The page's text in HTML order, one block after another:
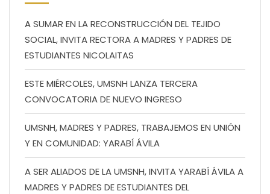
A SUMAR EN LA RECONSTRUCCIÓN DEL TEJIDO
SOCIAL, INVITA RECTORA A MADRES Y PADRES DE
ESTUDIANTES NICOLAITAS
ESTE MIÉRCOLES, UMSNH LANZA TERCERA
CONVOCATORIA DE NUEVO INGRESO
UMSNH, MADRES Y PADRES, TRABAJEMOS EN UNIÓN
Y EN COMUNIDAD: YARABÍ ÁVILA
A SER ALIADOS DE LA UMSNH, INVITA YARABÍ ÁVILA A
MADRES Y PADRES DE ESTUDIANTES DEL